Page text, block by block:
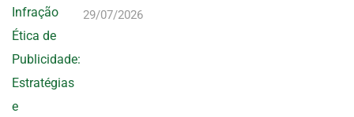
29/07/2026